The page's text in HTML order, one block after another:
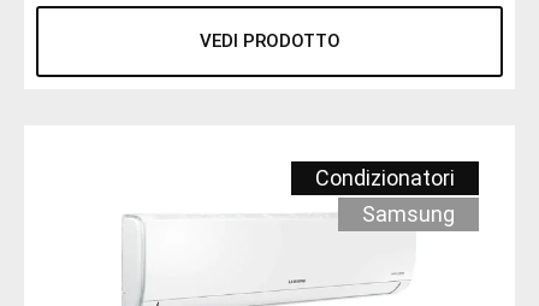
VEDI PRODOTTO
Condizionatori
Samsung